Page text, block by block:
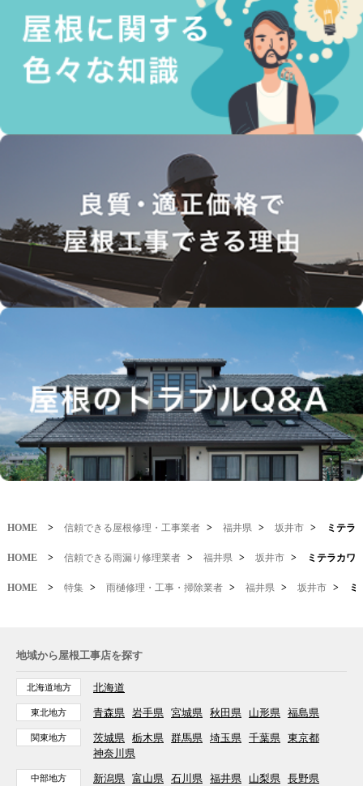
HOME > 信頼できる屋根修理・工事業者 > 福井県 > 坂井市 > ミテラ
HOME > 信頼できる雨漏り修理業者 > 福井県 > 坂井市 > ミテラカワ
HOME > 特集 > 雨樋修理・工事・掃除業者 > 福井県 > 坂井市 > ミ
地域から屋根工事店を探す
北海道地方 北海道
東北地方 青森県 岩手県 宮城県 秋田県 山形県 福島県
関東地方 茨城県 栃木県 群馬県 埼玉県 千葉県 東京都
神奈川県
中部地方 新潟県 富山県 石川県 福井県 山梨県 長野県